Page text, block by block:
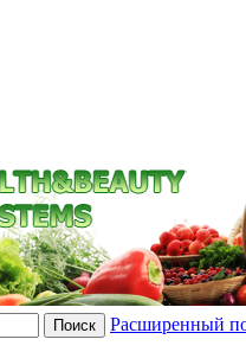
Расширенный